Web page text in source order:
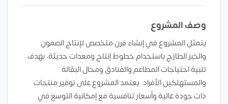
وصف المشروع
يتمثل المشروع في إنشاء فرن متخصص لإنتاج الصمون
والخبز الطازج باستخدام خطوط إنتاج ومعدات حديثة، بهدف
تلبية احتياجات المطاعم والفنادق ومحال البقالة
والمستهلكين الأفراد. يعتمد المشروع على توفير منتجات
ذات جودة عالية وأسعار تنافسية مع إمكانية التوسع في